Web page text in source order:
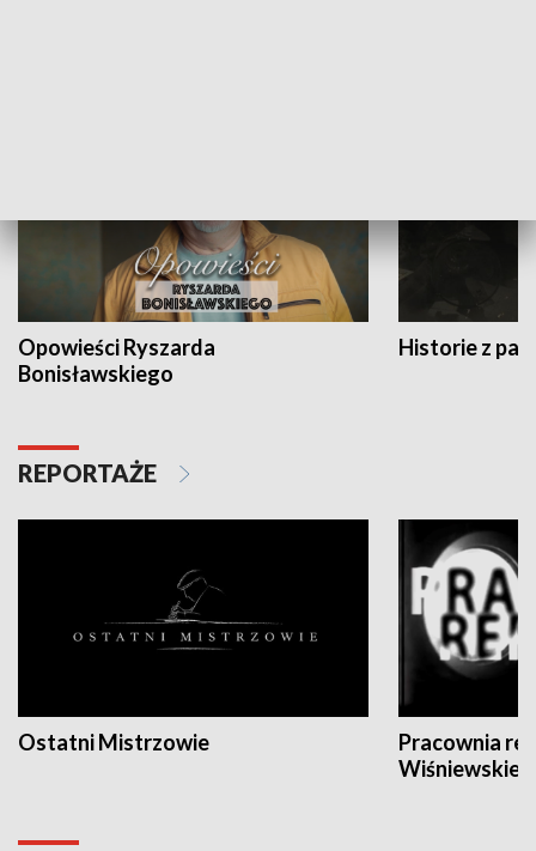
Opowieści Ryszarda
Bonisławskiego
Historie z
REPORTAŻE
Ostatni Mistrzowie
Pracownia